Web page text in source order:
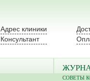
Адрес клиники
Консультант
СОВЕТЫ